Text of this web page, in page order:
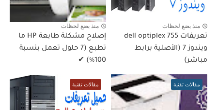
منذ بضع لحظات
تعريفات dell optiplex 755
ويندوز 7 (الأصلية برابط
مباشر)
منذ بضع لحظات
إصلاح مشكلة طابعة HP ما
تطبع (7 حلول تعمل بنسبة
100٪) ✔
مقالات تقنية مقالات تقنية